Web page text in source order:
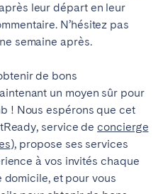
leur départ en leur
N’hésitez pas
semaine après.
de bons
un moyen sûr pour
! Nous espérons que cet
service deconcierge
), propose ses services
à vos invités chaque
domicile, et pour vous